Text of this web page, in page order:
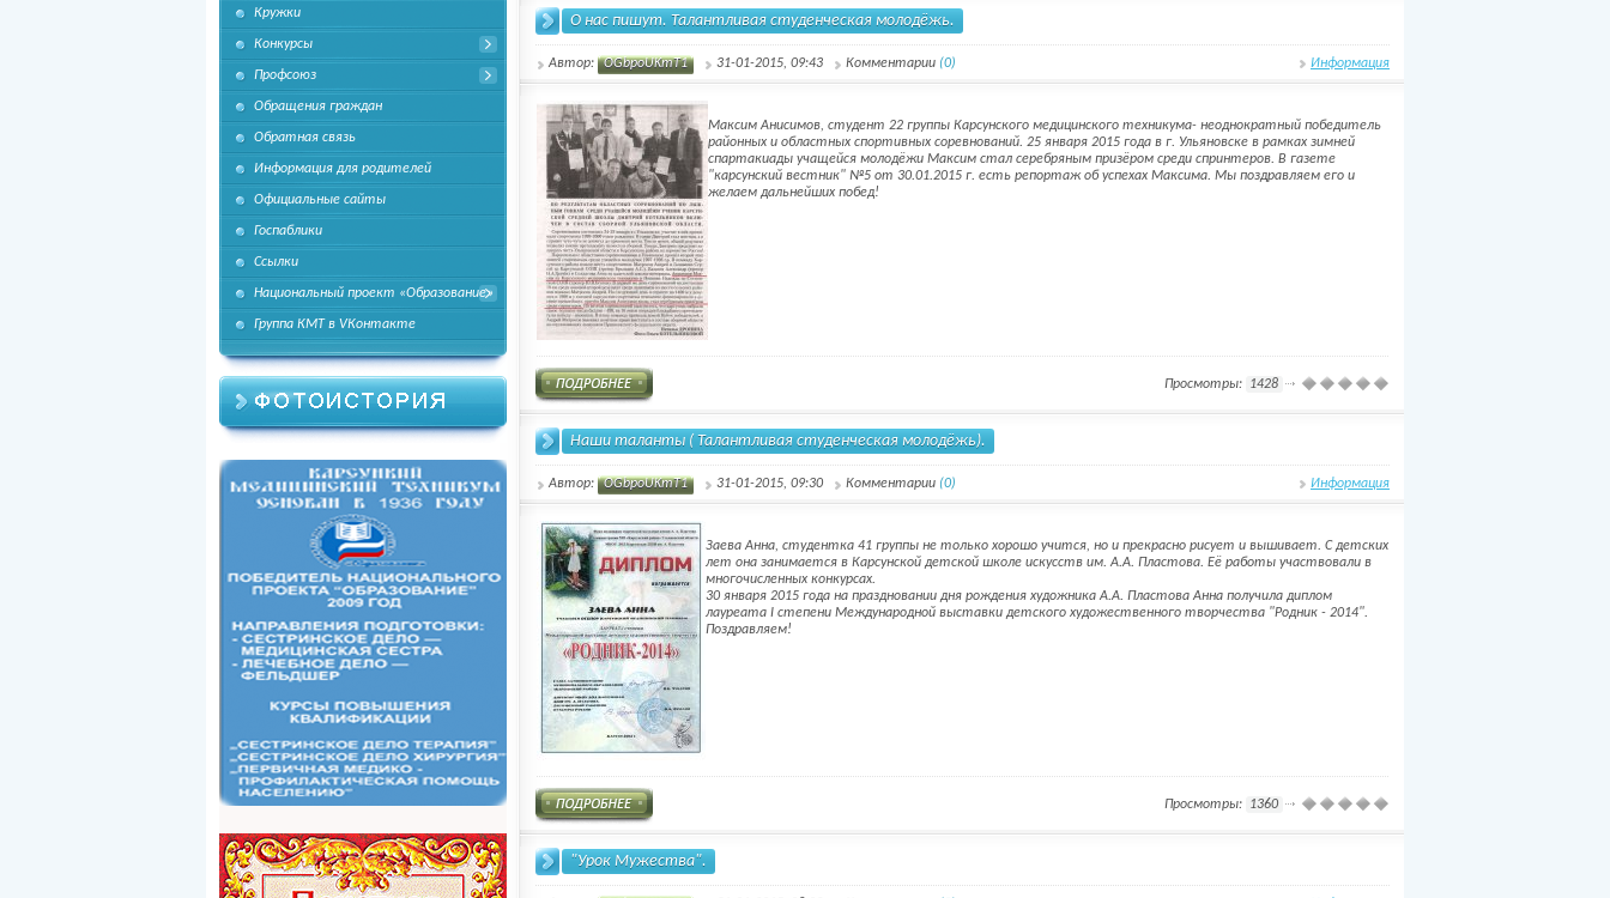
Кружки
Конкурсы
Профсоюз
Обращения граждан
Обратная связь
Информация для родителей
Официальные сайты
Госпаблики
Ссылки
Национальный проект «Образование»
Группа КМТ в VКонтакте
О нас пишут. Талантливая студенческая молодёжь.
Информация
Автор: OGbpoUKmT1 31-01-2015, 09:43 Комментарии (0)
Максим Анисимов, студент 22 группы Карсунского медицинского техникума- неоднократный победитель
районных и областных спортивных соревнований. 25 января 2015 года в г. Ульяновске в рамках зимней
спартакиады учащейся молодёжи Максим стал серебряным призёром среди спринтеров. В газете
"карсунский вестник" №5 от 30.01.2015 г. есть репортаж об успехах Максима. Мы поздравляем его и
желаем дальнейших побед!
Просмотры: 1428
Наши таланты ( Талантливая студенческая молодёжь).
Информация
Автор: OGbpoUKmT1 31-01-2015, 09:30 Комментарии (0)
Заева Анна, студентка 41 группы не только хорошо учится, но и прекрасно рисует и вышивает. С детских
лет она занимается в Карсунской детской школе искусств им. А.А. Пластова. Её работы участвовали в
многочисленных конкурсах.
30 января 2015 года на праздновании дня рождения художника А.А. Пластова Анна получила диплом
лауреата I степени Международной выставки детского художественного творчества "Родник - 2014".
Поздравляем!
Просмотры: 1360
"Урок Мужества".